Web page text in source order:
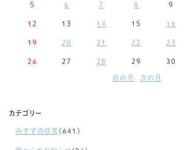
5 6 7 8 9
12 13 14 15 16
19 20 21 22 23
26 27 28 29 30
前の月 次の月
カテゴリー
みすずの日常(641)